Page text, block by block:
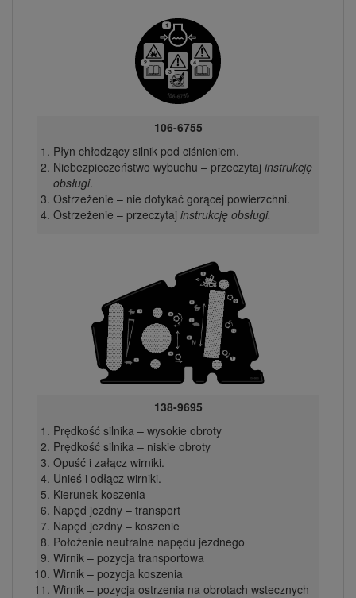
106-6755
Płyn chłodzący silnik pod ciśnieniem.
Niebezpieczeństwo wybuchu – przeczytaj instrukcję
obsługi.
Ostrzeżenie – nie dotykać gorącej powierzchni.
Ostrzeżenie – przeczytaj instrukcję obsługi.
138-9695
Prędkość silnika – wysokie obroty
Prędkość silnika – niskie obroty
Opuść i załącz wirniki.
Unieś i odłącz wirniki.
Kierunek koszenia
Napęd jezdny – transport
Napęd jezdny – koszenie
Położenie neutralne napędu jezdnego
Wirnik – pozycja transportowa
Wirnik – pozycja koszenia
Wirnik – pozycja ostrzenia na obrotach wstecznych